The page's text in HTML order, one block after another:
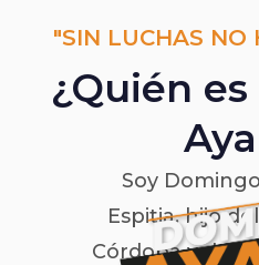
"SIN LUCHAS NO
¿Quién
Soy
Espitia, hijo
Córdoba y de